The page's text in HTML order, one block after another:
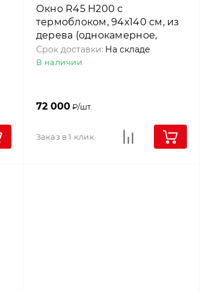
Окно R45 Н200 с
термоблоком, 94х140 см, из
дерева (однокамерное,
среднеповоротное), Roto
Срок доставки: На складе
В наличии
72 000₽/шт.
Заказ в 1 клик